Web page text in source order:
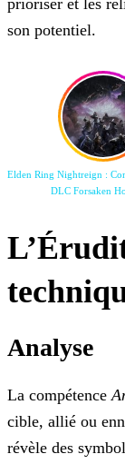
prioriser et les
son potentiel.
Elden Ring Nightreign :
DLC Forsaken
Analyse
La compétence
cible, allié ou
révèle des